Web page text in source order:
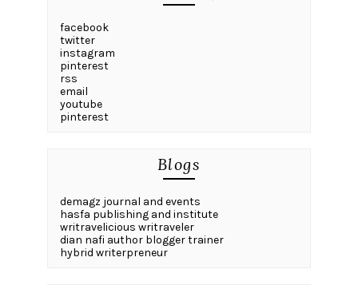
facebook
twitter
instagram
pinterest
rss
email
youtube
pinterest
Blogs
demagz journal and events
hasfa publishing and institute
writravelicious writraveler
dian nafi author blogger trainer
hybrid writerpreneur